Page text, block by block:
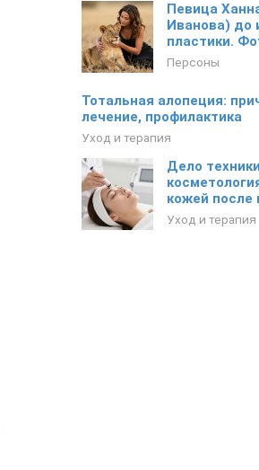
Певица
Иванова) до
пластики.
Персоны
Тотальная алопеция:
лечение, профилактика
Уход и терапия
Дело
кожей после
Уход и терапия